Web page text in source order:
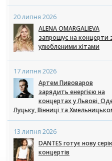
20 липня 2026
ALENA OMARGALIEVA
запрошує на концерти
улюбленими хітами
17 липня 2026
Артем Пивоваров
зарядить енергією на
концертах у Львові,
Луцьку, Вінниці та
13 липня 2026
DANTES готує нову
концертів